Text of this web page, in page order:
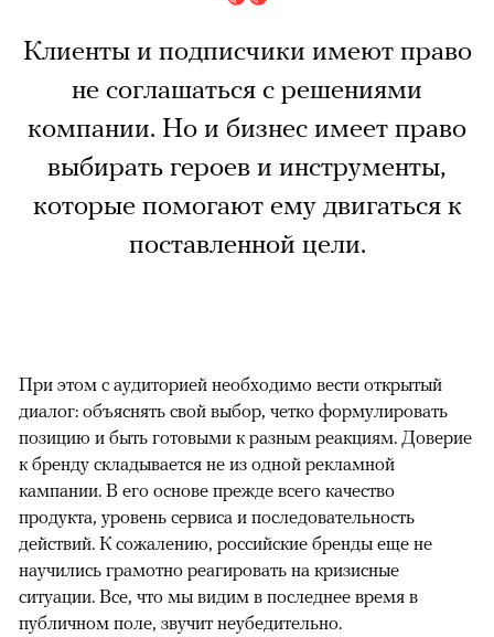
Клиенты и подписчики имеют право
не соглашаться с решениями
компании. Но и бизнес имеет право
выбирать героев и инструменты,
которые помогают ему двигаться к
поставленной цели.
При этом с аудиторией необходимо вести открытый
диалог: объяснять свой выбор, четко формулировать
позицию и быть готовыми к разным реакциям. Доверие
к бренду складывается не из одной рекламной
кампании. В его основе прежде всего качество
продукта, уровень сервиса и последовательность
действий. К сожалению, российские бренды еще не
научились грамотно реагировать на кризисные
ситуации. Все, что мы видим в последнее время в
публичном поле, звучит неубедительно.